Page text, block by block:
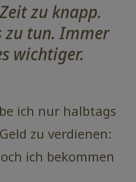
zu knapp.
zu tun. Immer
wichtiger.
ich nur halbtags
zu verdienen:
ich bekommen